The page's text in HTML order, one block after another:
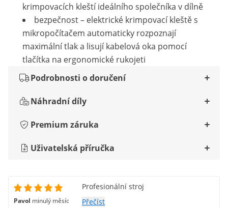
krimpovacích kleští ideálního společníka v dílně
bezpečnost – elektrické krimpovací kleště s
mikropočítačem automaticky rozpoznají
maximální tlak a lisují kabelová oka pomocí
tlačítka na ergonomické rukojeti
Podrobnosti o doručení
Náhradní díly
Premium záruka
Uživatelská příručka
Pavol minulý měsíc
Profesionální stroj
Přečíst